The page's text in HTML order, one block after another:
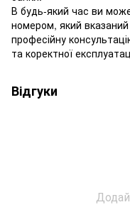
В будь-який час ви
номером, який
професійну
та коректної
Відгуки